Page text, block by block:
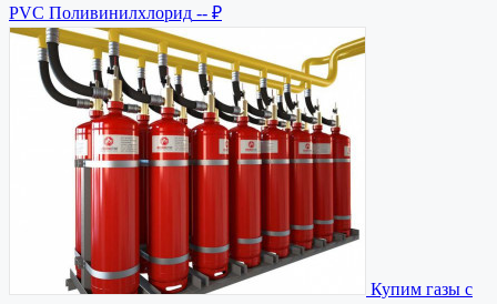
PVC Поливинилхлорид -- ₽
Купим газы с